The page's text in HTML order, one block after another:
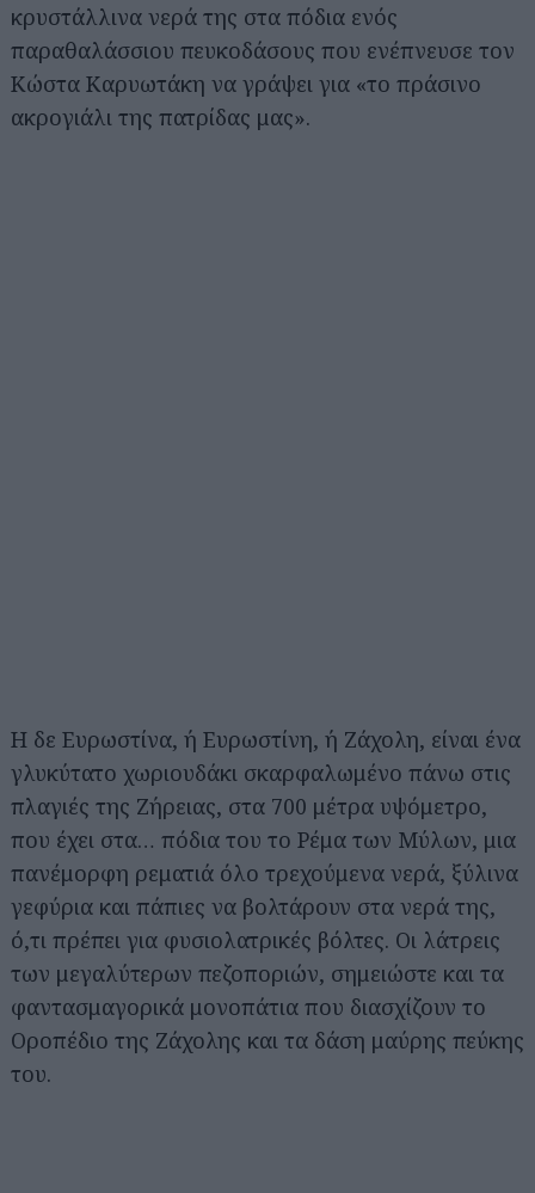
κρυστάλλινα νερά της στα πόδια ενός
παραθαλάσσιου πευκοδάσους που ενέπνευσε τον
Κώστα Καρυωτάκη να γράψει για «το πράσινο
ακρογιάλι της πατρίδας μας».
Η δε Ευρωστίνα, ή Ευρωστίνη, ή Ζάχολη, είναι ένα
γλυκύτατο χωριουδάκι σκαρφαλωμένο πάνω στις
πλαγιές της Ζήρειας, στα 700 μέτρα υψόμετρο,
που έχει στα… πόδια του το Ρέμα των Μύλων, μια
πανέμορφη ρεματιά όλο τρεχούμενα νερά, ξύλινα
γεφύρια και πάπιες να βολτάρουν στα νερά της,
ό,τι πρέπει για φυσιολατρικές βόλτες. Οι λάτρεις
των μεγαλύτερων πεζοποριών, σημειώστε και τα
φαντασμαγορικά μονοπάτια που διασχίζουν το
Οροπέδιο της Ζάχολης και τα δάση μαύρης πεύκης
του.